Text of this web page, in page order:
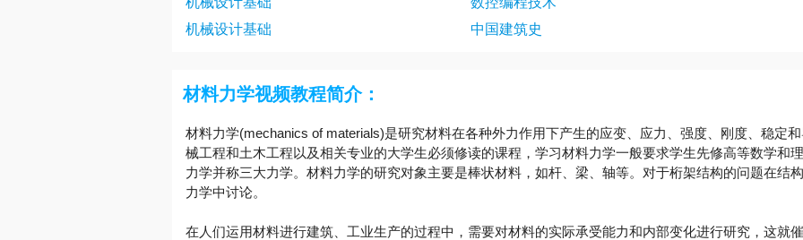
材料力学49讲 材料力学50讲
机械设计基础
中国建筑史
材料力学视频教程简介：
材料力学(mechanics of materials)是研究材料在各种外力作用下产生的应变、应力、强度、刚度、稳定
械工程和土木工程以及相关专业的大学生必须修读的课程，学习材料力学一般要求学生先修高等数学和
力学并称三大力学。材料力学的研究对象主要是棒状材料，如杆、梁、轴等。对于桁架结构的问题在结
力学中讨论。
在人们运用材料进行建筑、工业生产的过程中，需要对材料的实际承受能力和内部变化进行研究，这就